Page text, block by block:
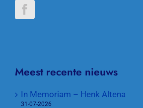
Meest recente nieuws
In Memoriam – Henk Altena
31-07-2026